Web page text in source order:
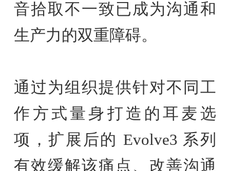
音拾取不一致已成为沟通和
生产力的双重障碍。
通过为组织提供针对不同工
作方式量身打造的耳麦选
项，扩展后的 Evolve3 系列
有效缓解该痛点、改善沟通